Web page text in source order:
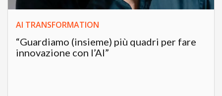
AI TRANSFORMATION
“Guardiamo (insieme) più quadri per fare
innovazione con l’AI”